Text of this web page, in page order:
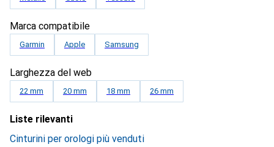
Marca compatibile
Garmin Apple Samsung
Larghezza del web
22 mm 20 mm 18 mm 26 mm
Liste rilevanti
Cinturini per orologi più venduti